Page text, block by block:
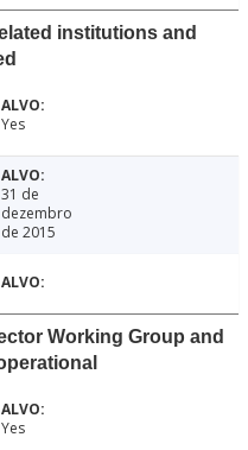
institutions and
Yes
31 de
dezembro
de 2015
Working Group and
Yes